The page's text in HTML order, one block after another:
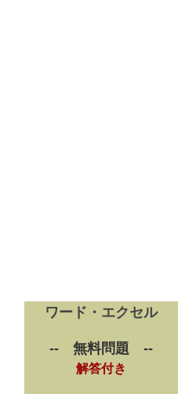
ワード・エクセル
-- 無料問題 --
解答付き